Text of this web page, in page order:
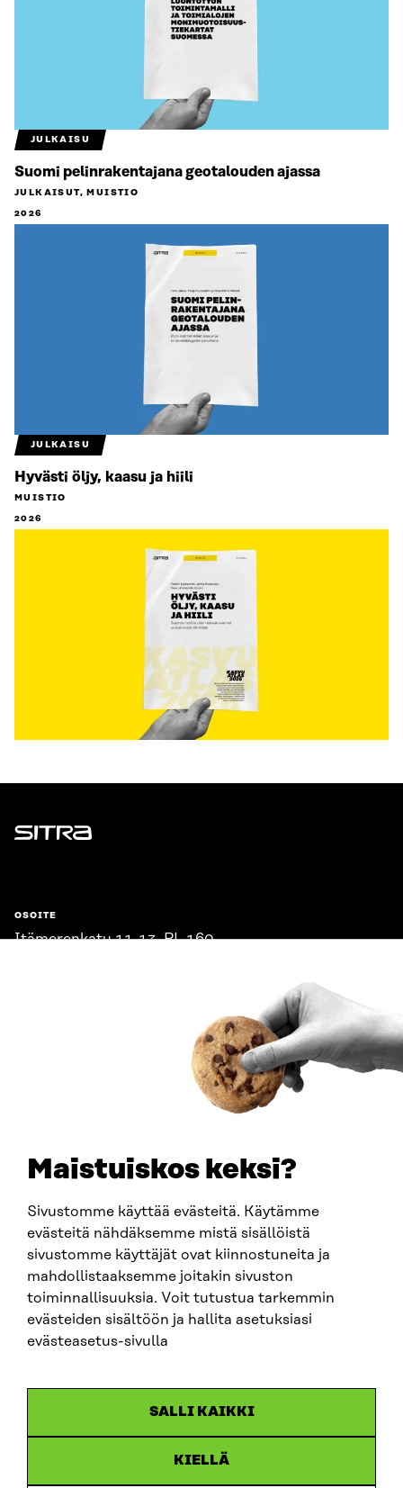
Maistuiskos keksi?
Sivustomme käyttää evästeitä. Käytämme
evästeitä nähdäksemme mistä sisällöistä
sivustomme käyttäjät ovat kiinnostuneita ja
mahdollistaaksemme joitakin sivuston
toiminnallisuuksia. Voit tutustua tarkemmin
evästeiden sisältöön ja hallita asetuksiasi
evästeasetus-sivulla
SALLI KAIKKI
KIELLÄ
JULKAISU
Suomi pelinrakentajana geotalouden ajassa
JULKAISUT, MUISTIO
2026
JULKAISU
Hyvästi öljy, kaasu ja hiili
MUISTIO
2026
Sitra
OSOITE
Itämerenkatu 11-13, PL 160,
SITRA SOSIAALISESSA MEDIASSA
LinkedIn
Instagram
YouTube